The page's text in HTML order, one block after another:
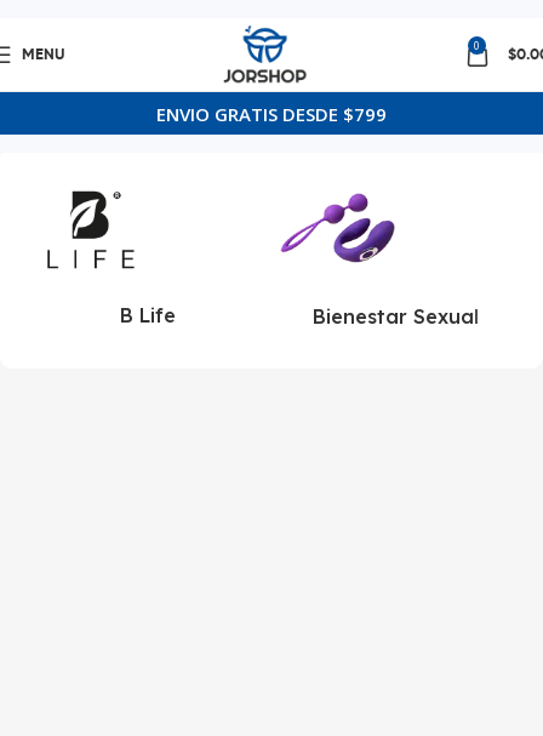
MENU
0
$
ENVIO GRATIS DESDE $799
Página 8
B Life Bienestar Sexual